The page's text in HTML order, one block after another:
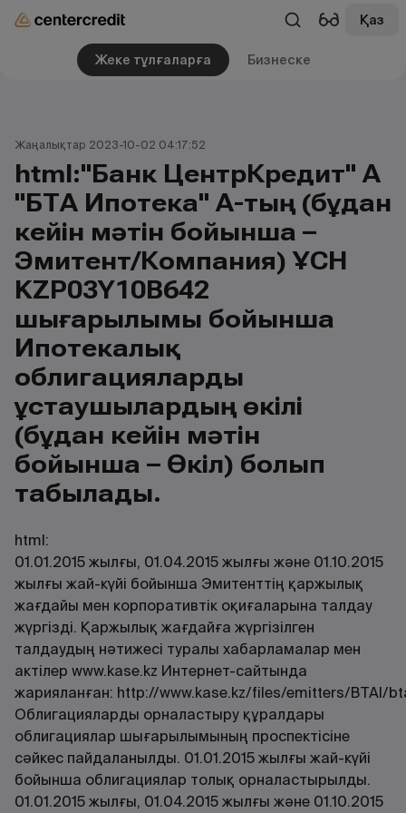
Қаз
Жеке тұлғаларға Бизнеске
Жаңалықтар 2023-10-02 04:17:52
html:"Банк ЦентрКредит" АҚ
"БТА Ипотека" АҚ-тың (бұдан
кейін мәтін бойынша –
Эмитент/Компания) ҰСН
KZP03Y10B642
шығарылымы бойынша
Ипотекалық
облигацияларды
ұстаушылардың өкілі
(бұдан кейін мәтін
бойынша – Өкіл) болып
табылады.
html:
01.01.2015 жылғы, 01.04.2015 жылғы және 01.10.2015
жылғы жай-күйі бойынша Эмитенттің қаржылық
жағдайы мен корпоративтік оқиғаларына талдау
жүргізді. Қаржылық жағдайға жүргізілген
талдаудың нәтижесі туралы хабарламалар мен
актілер www.kase.kz Интернет-сайтында
жарияланған: http://www.kase.kz/files/emitters/BTAI/
Облигацияларды орналастыру құралдары
облигациялар шығарылымының проспектісіне
сәйкес пайдаланылды. 01.01.2015 жылғы жай-күйі
бойынша облигациялар толық орналастырылды.
01.01.2015 жылғы, 01.04.2015 жылғы және 01.10.2015